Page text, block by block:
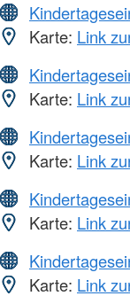
Karte: Link
Karte: Link
Karte: Link
Karte: Link
Karte: Link